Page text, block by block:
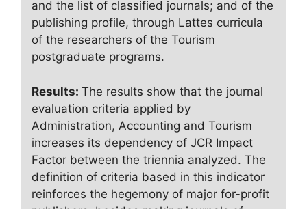
and the list of classified journals; and of the
publishing profile, through Lattes curricula
of the researchers of the Tourism
postgraduate programs.
Results: The results show that the journal
evaluation criteria applied by
Administration, Accounting and Tourism
increases its dependency of JCR Impact
Factor between the triennia analyzed. The
definition of criteria based in this indicator
reinforces the hegemony of major for-profit